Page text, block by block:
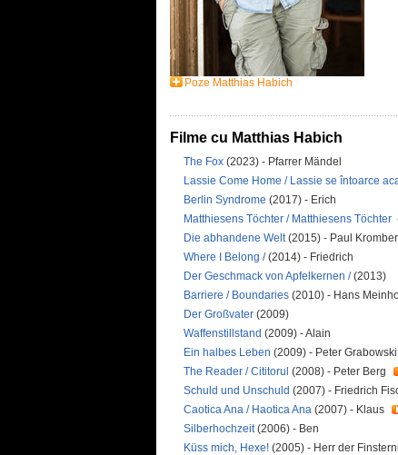
Poze Matthias Habich
Filme cu Matthias Habich
The Fox (2023) - Pfarrer Mändel
Lassie Come Home / Lassie se întoarce
Berlin Syndrome (2017) - Erich
Matthiesens Töchter / Matthiesens Töchter
Die abhandene Welt(2015) - Paul
Where I Belong /(2014) - Friedrich
Der Geschmack von Apfelkernen /(2013)
Barriere / Boundaries (2010) - Hans
Der Großvater (2009)
Waffenstillstand (2009) - Alain
Ein halbes Leben (2009) - Peter Grabowski
The Reader / Cititorul (2008) - Peter Berg
Schuld und Unschuld (2007) - Friedrich
Caotica Ana / Haotica Ana (2007) - Klaus
Silberhochzeit(2006) - Ben
Küss mich, Hexe! (2005) - Herr der